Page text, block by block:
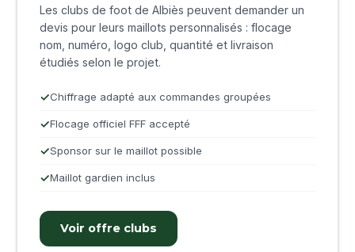
Les clubs de foot de Albiès peuvent demander un
devis pour leurs maillots personnalisés : flocage
nom, numéro, logo club, quantité et livraison
étudiés selon le projet.
Chiffrage adapté aux commandes groupées
Flocage officiel FFF accepté
Sponsor sur le maillot possible
Maillot gardien inclus
Voir offre clubs